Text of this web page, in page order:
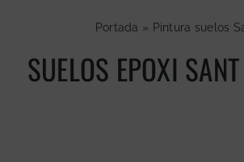
Nosotros
Portada » Pintura suelos
SUELOS EPOXI